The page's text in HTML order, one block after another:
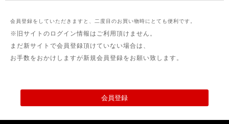
会員登録をしていただきますと、二度目のお買い物時にとても便利です。
※旧サイトのログイン情報はご利用頂けません。
まだ新サイトで会員登録頂けていない場合は、
お手数をおかけしますが新規会員登録をお願い致します。